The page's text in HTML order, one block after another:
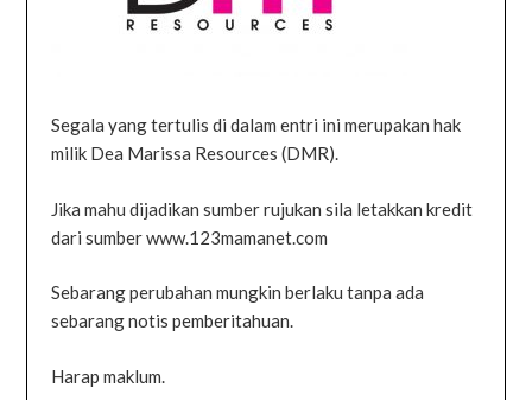
Segala yang tertulis di dalam entri ini merupakan hak
milik Dea Marissa Resources (DMR).
Jika mahu dijadikan sumber rujukan sila letakkan kredit
dari sumber www.123mamanet.com
Sebarang perubahan mungkin berlaku tanpa ada
sebarang notis pemberitahuan.
Harap maklum.